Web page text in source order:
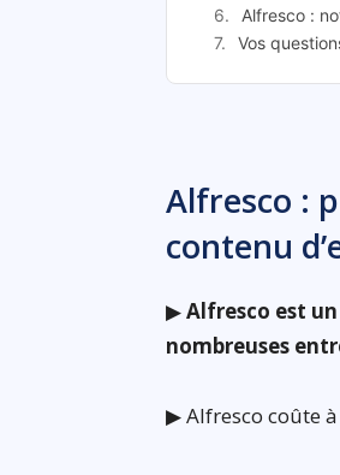
Alfresco :
Vos
Alfresco :
contenu
▶Alfresco est
nombreuses
▶ Alfresco coûte